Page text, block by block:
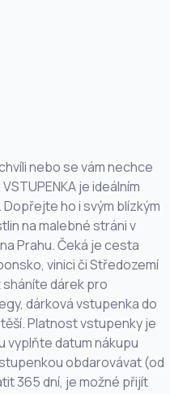
nebo se vám nechce
je ideálním
ho i svým blízkým
na malebné stráni v
Prahu. Čeká je cesta
vinici či Středozemí
dárek pro
dárková vstupenka do
Platnost vstupenky je
vyplňte datum nákupu
obdarovávat (od
365 dní, je možné přijít